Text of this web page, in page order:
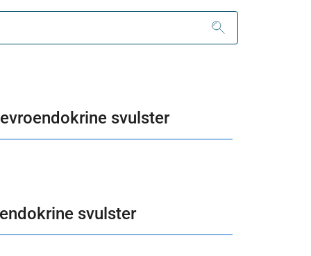
svulster
svulster